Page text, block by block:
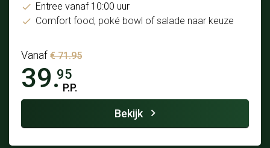
Entree vanaf 10:00 uur
Comfort food, poké bowl of salade naar keuze
Vanaf € 71.95
39.95
P.P.
Bekijk